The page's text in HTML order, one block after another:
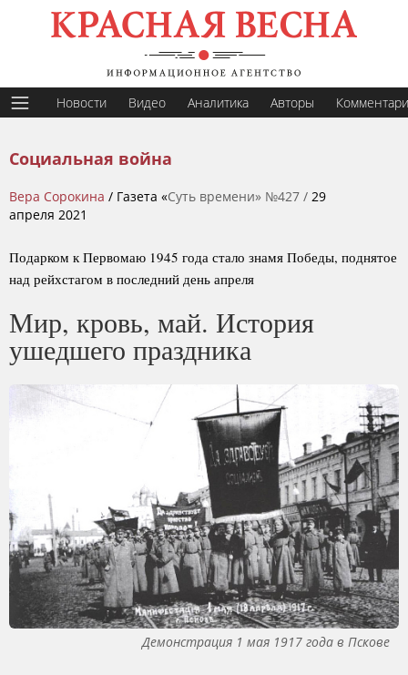
Новости Видео Аналитика Авторы
Социальная война
Вера Сорокина / Газета «Суть времени» №427 / 29
апреля 2021
Подарком к Первомаю 1945 года стало знамя Победы, поднятое
над рейхстагом в последний день апреля
Мир, кровь, май. История
ушедшего праздника
Демонстрация 1 мая 1917 года в Пскове